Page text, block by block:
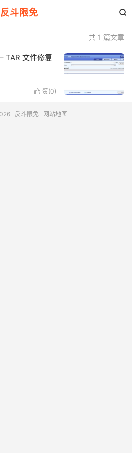
反斗限免 
共 1 篇文章
TAR 文件修复
 赞(0)
反斗限免 网站地图